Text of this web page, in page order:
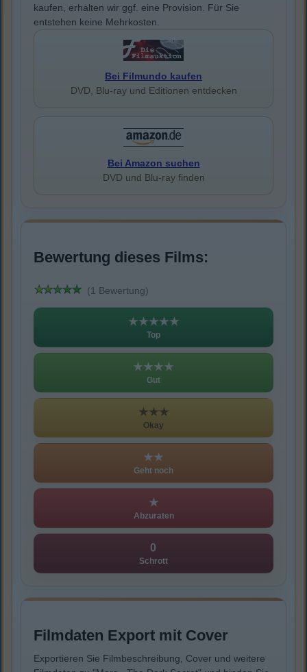
kaufen, erhalten wir ggf. eine Provision. Für Sie
entstehen keine Mehrkosten.
Bei Filmundo kaufen
DVD, Blu-ray und Editionen entdecken
Bei Amazon suchen
DVD und Blu-ray finden
Bewertung dieses Films:
(1 Bewertung)
★★★★★
Top
★★★★
Gut
★★★
Okay
★★
Geht noch
★
Abzuraten
0
Schrott
Filmdaten Export mit Cover
Exportieren Sie Filmbeschreibung, Cover und weitere